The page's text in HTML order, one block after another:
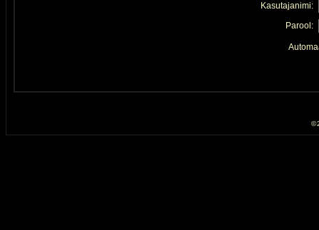
Kasutajanimi:
Parool:
©